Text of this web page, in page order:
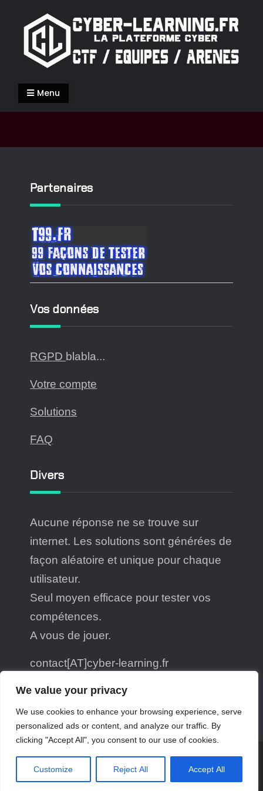
We value your privacy
We use cookies to enhance your browsing experience, serve
personalized ads or content, and analyze our traffic. By
clicking "Accept All", you consent to our use of cookies.
Customize Reject All Accept All
Cyber-Learning.fr
La Cyber-Sécurité de façon ludique
Menu
Partenaires
Vos données
RGPD blabla...
Votre compte
Solutions
FAQ
Divers
Aucune réponse ne se trouve sur
internet. Les solutions sont générées de
façon aléatoire et unique pour chaque
utilisateur.
Seul moyen efficace pour tester vos
compétences.
A vous de jouer.
contact[AT]cyber-learning.fr
Copyright © 2026 Cyber-Learning.fr| JetBlack by
Themes